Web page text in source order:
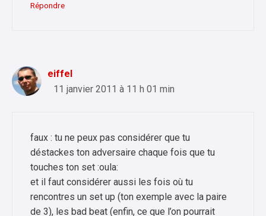
Répondre
eiffel
11 janvier 2011 à 11 h 01 min
faux : tu ne peux pas considérer que tu
déstackes ton adversaire chaque fois que tu
touches ton set :oula:
et il faut considérer aussi les fois où tu
rencontres un set up (ton exemple avec la paire
de 3), les bad beat (enfin, ce que l’on pourrait